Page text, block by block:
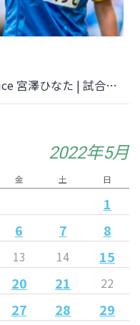
＜YouTube更新＞【player’s voice 宮澤ひなた | 試合に向けたコメント】をアップしました
2022年5月
金 土 日
1
6 7 8
13 14
15
20 21 22
27 28 29